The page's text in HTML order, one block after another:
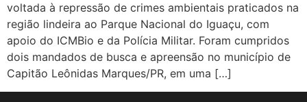
voltada à repressão de crimes ambientais praticados na
região lindeira ao Parque Nacional do Iguaçu, com
apoio do ICMBio e da Polícia Militar. Foram cumpridos
dois mandados de busca e apreensão no município de
Capitão Leônidas Marques/PR, em uma […]